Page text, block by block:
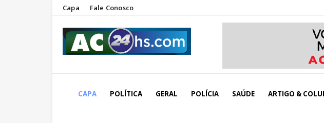
Capa Fale Conosco
CAPA POLÍTICA GERAL POLÍCIA SAÚDE ARTIGO &